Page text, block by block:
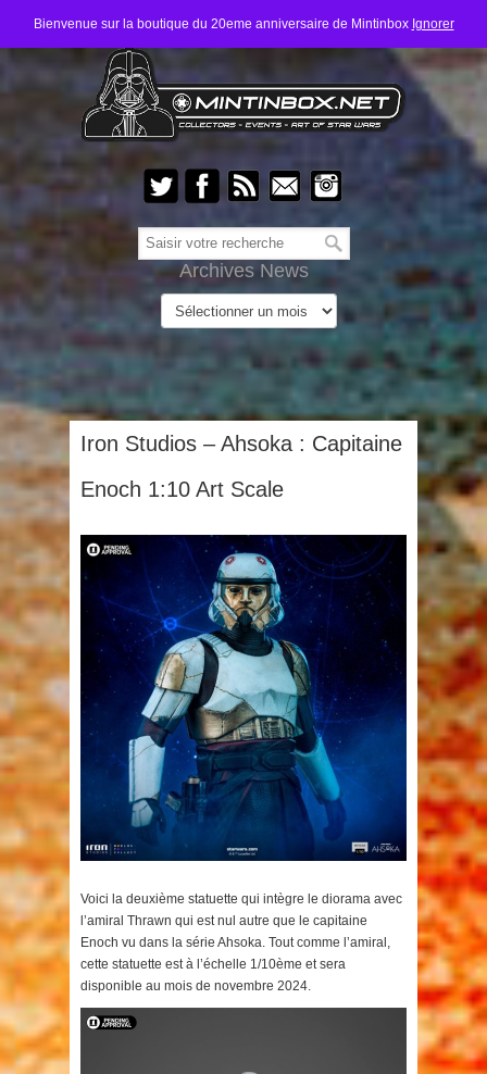
Bienvenue sur la boutique du 20eme anniversaire de Mintinbox Ignorer
Archives News
Iron Studios – Ahsoka : Capitaine
Enoch 1:10 Art Scale
Voici la deuxième statuette qui intègre le diorama avec
l’amiral Thrawn qui est nul autre que le capitaine
Enoch vu dans la série Ahsoka. Tout comme l’amiral,
cette statuette est à l’échelle 1/10ème et sera
disponible au mois de novembre 2024.